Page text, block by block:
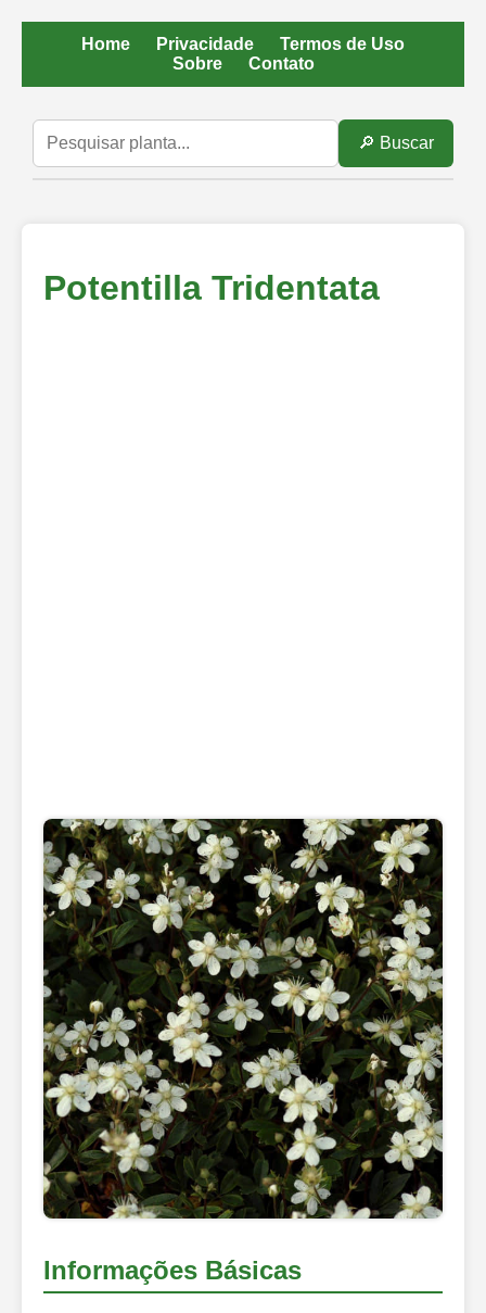
Home Privacidade
Termos de Uso
Sobre
Contato
🔎 Buscar
Potentilla Tridentata
Informações Básicas